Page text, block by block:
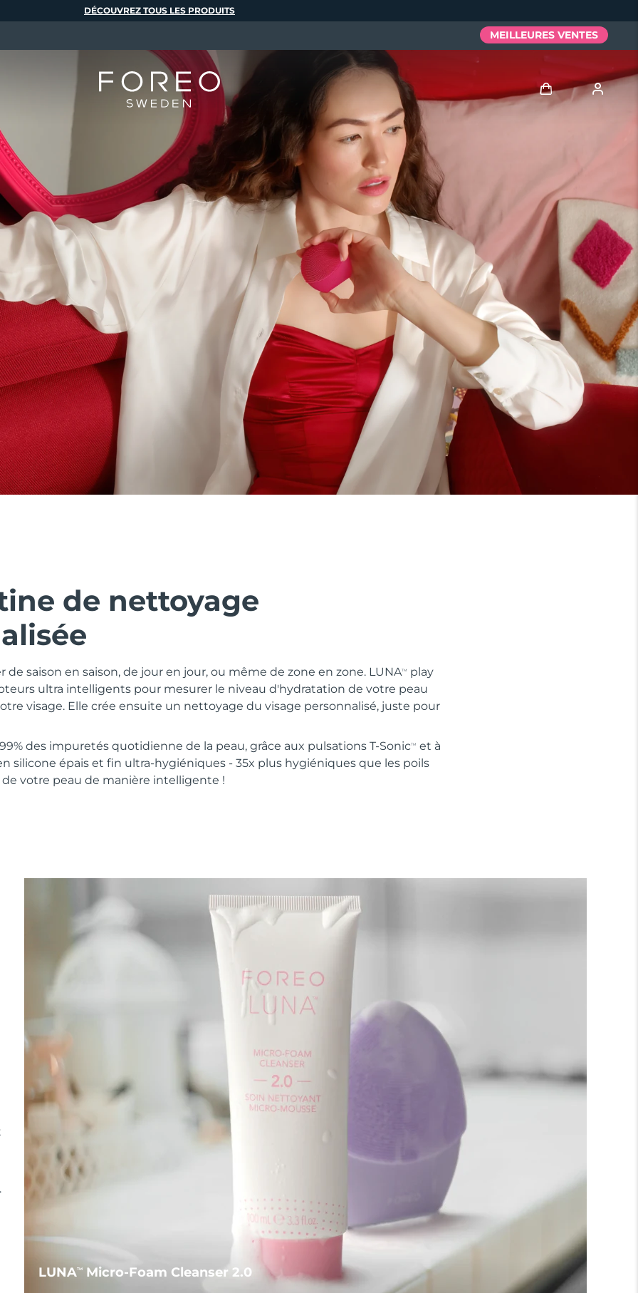
de nettoyage
de saison en saison, de jour en jour, ou même de zone en zone. LUNATM
play
ultra intelligents pour mesurer le niveau d'hydratation de votre peau
visage. Elle crée ensuite un nettoyage du visage personnalisé, juste pour
des impuretés quotidienne de la peau, grâce aux pulsations T-SonicTM
et à
silicone épais et fin ultra-hygiéniques - 35x plus hygiéniques que les poils
de votre peau de manière intelligente !
LUNATMMicro-Foam Cleanser 2.0
DÉCOUVREZ TOUS LES PRODUITS
MEILLEURES VENTES
Profil de l'utilisateur
Mes appareils
Mes commandes
Mes adresses
Mes abonnements